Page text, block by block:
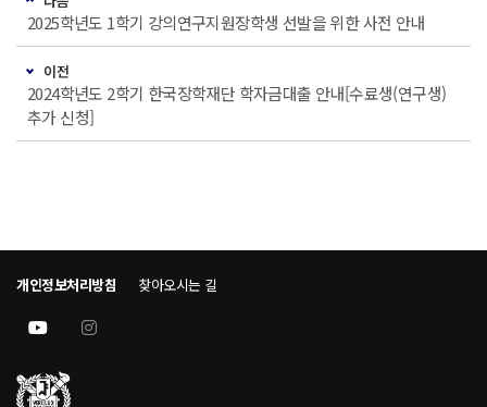
2025학년도 1학기 강의연구지원장학생 선발을 위한 사전 안내
이전
2024학년도 2학기 한국장학재단 학자금대출 안내[수료생(연구생)
추가 신청]
개인정보처리방침 찾아오시는 길